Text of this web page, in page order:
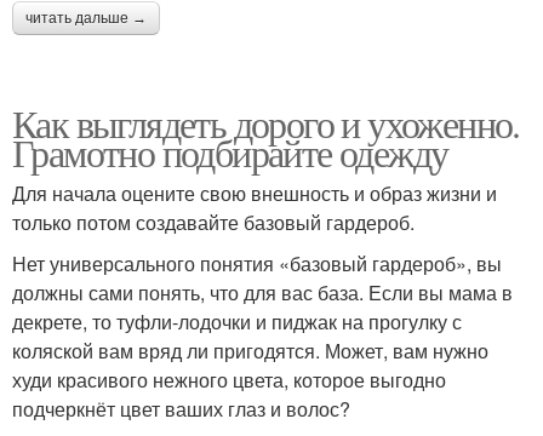
читать дальше →
Как выглядеть дорого и ухоженно.
Грамотно подбирайте одежду
Для начала оцените свою внешность и образ жизни и
только потом создавайте базовый гардероб.
Нет универсального понятия «базовый гардероб», вы
должны сами понять, что для вас база. Если вы мама в
декрете, то туфли-лодочки и пиджак на прогулку с
коляской вам вряд ли пригодятся. Может, вам нужно
худи красивого нежного цвета, которое выгодно
подчеркнёт цвет ваших глаз и волос?